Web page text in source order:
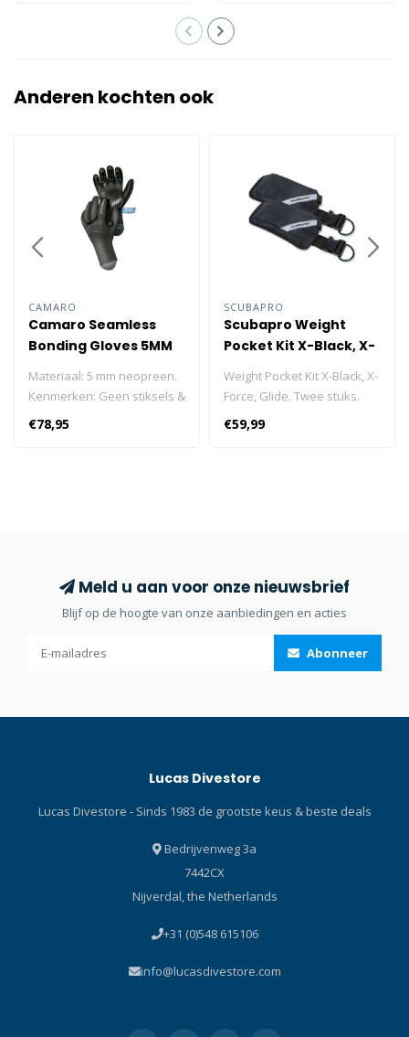
Anderen kochten ook
CAMARO
Camaro Seamless
Bonding Gloves 5MM
Materiaal: 5 mm neopreen.
Kenmerken: Geen stiksels &
waterdicht. Antislip siliconen
print op de handpalm. 4-
€78,95
SCUBAPRO
Scubapro Weight
Pocket Kit X-Black, X-
Force, Glide Pair
Weight Pocket Kit X-Black, X-
Force, Glide. Twee stuks.
Vervangende zakken voor
de bovengenoemde
€59,99
Meld u aan voor onze nieuwsbrief
Blijf op de hoogte van onze aanbiedingen en acties
Abonneer
Lucas Divestore
Lucas Divestore - Sinds 1983 de grootste keus & beste deals
Bedrijvenweg 3a
7442CX
Nijverdal, the Netherlands
+31 (0)548 615106
info@lucasdivestore.com